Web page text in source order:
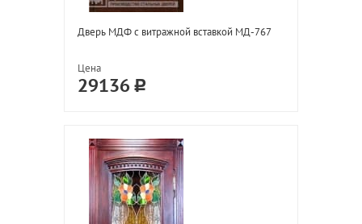
Дверь МДФ с витражной вставкой МД-767
Цена
29136